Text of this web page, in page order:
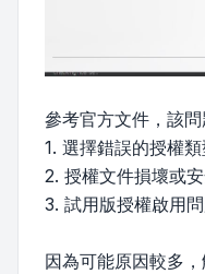
參考官方文件，該問
1. 選擇錯誤的授權
2. 授權文件損壞或
3. 試用版授權啟用
因為可能原因較多